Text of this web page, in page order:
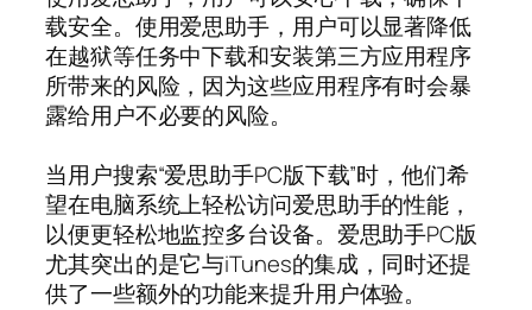
载安全。使用爱思助手，用户可以显著降低
在越狱等任务中下载和安装第三方应用程序
所带来的风险，因为这些应用程序有时会暴
露给用户不必要的风险。
当用户搜索“爱思助手PC版下载”时，他们希
望在电脑系统上轻松访问爱思助手的性能，
以便更轻松地监控多台设备。爱思助手PC版
尤其突出的是它与iTunes的集成，同时还提
供了一些额外的功能来提升用户体验。